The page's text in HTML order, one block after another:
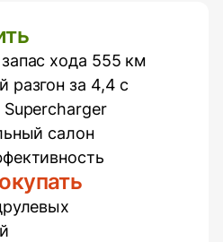
хода 555 км
разгон за 4,4 с
салон